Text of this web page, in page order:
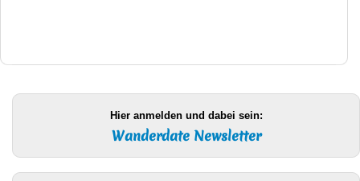
Hier anmelden und dabei sein:
Wanderdate Newsletter